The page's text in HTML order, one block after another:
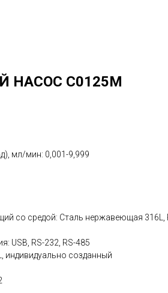
С0125M
мл/мин: 0,001-9,999
со средой: Сталь нержавеющая 316L,
USB, RS-232, RS-485
индивидуально созданный